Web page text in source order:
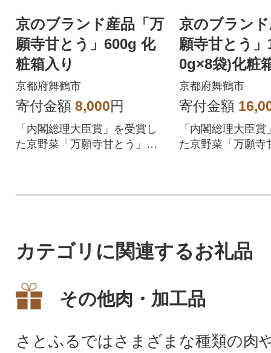
京のブランド産品「万
願寺甘とう」600g 化
粧箱入り
京都府舞鶴市
寄付金額 8,000円
「内閣総理大臣賞」を受賞し
た京野菜「万願寺甘とう」の
京のブラン
願寺甘とう
0g×8袋)化粧
京都府舞鶴市
寄付金額
「内閣総理大臣
た京野菜「万願寺
カテゴリに関連するお礼品
その他肉・加工品
さとふるではさまざまな種類の肉